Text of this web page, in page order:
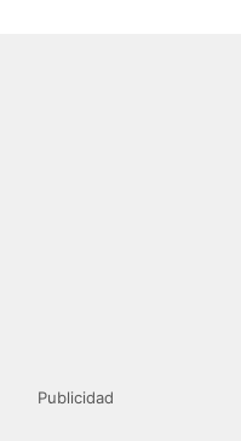
Publicidad